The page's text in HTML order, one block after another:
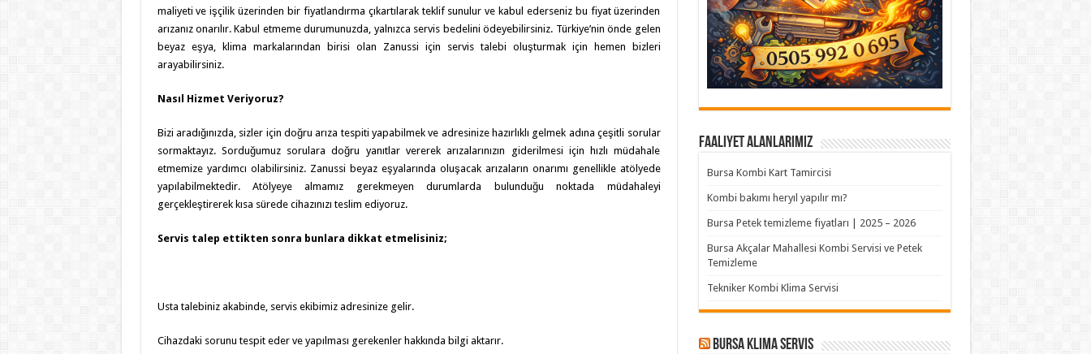
maliyeti ve işçilik üzerinden bir fiyatlandırma çıkartılarak teklif sunulur ve kabul ederseniz bu fiyat üzerinden
arızanız onarılır. Kabul etmeme durumunuzda, yalnızca servis bedelini ödeyebilirsiniz. Türkiye’nin önde gelen
beyaz eşya, klima markalarından birisi olan Zanussi için servis talebi oluşturmak için hemen bizleri
arayabilirsiniz.
Nasıl Hizmet Veriyoruz?
Bizi aradığınızda, sizler için doğru arıza tespiti yapabilmek ve adresinize hazırlıklı gelmek adına çeşitli sorular
sormaktayız. Sorduğumuz sorulara doğru yanıtlar vererek arızalarınızın giderilmesi için hızlı müdahale
etmemize yardımcı olabilirsiniz. Zanussi beyaz eşyalarında oluşacak arızaların onarımı genellikle atölyede
yapılabilmektedir. Atölyeye almamız gerekmeyen durumlarda bulunduğu noktada müdahaleyi
gerçekleştirerek kısa sürede cihazınızı teslim ediyoruz.
Servis talep ettikten sonra bunlara dikkat etmelisiniz;
Usta talebiniz akabinde, servis ekibimiz adresinize gelir.
Cihazdaki sorunu tespit eder ve yapılması gerekenler hakkında bilgi aktarır.
Faaliyet Alanlarımız
Bursa Kombi Kart Tamircisi
Kombi bakımı heryıl yapılır mı?
Bursa Petek temizleme fiyatları | 2025 – 2026
Bursa Akçalar Mahallesi Kombi Servisi ve Petek
Temizleme
Tekniker Kombi Klima Servisi
Bursa klima servis